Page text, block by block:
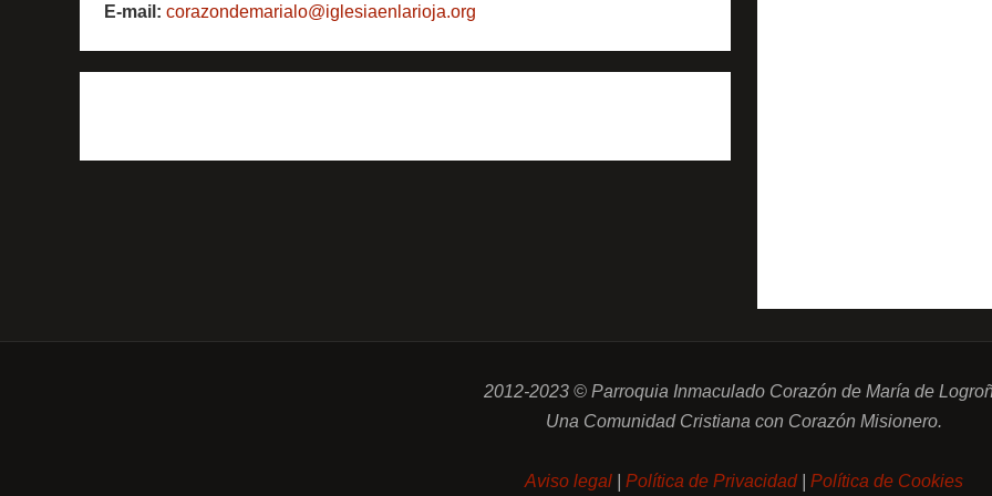
E-mail: corazondemarialo@iglesiaenlarioja.org
2012-2023 © Parroquia Inmaculado Corazón de María de
Una Comunidad Cristiana con Corazón Misionero.
Aviso legal Política de Privacidad Política de Cookies